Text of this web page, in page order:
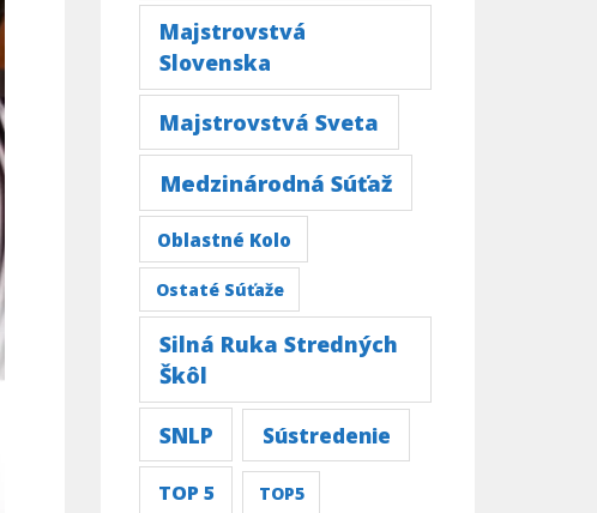
Majstrovstvá
Slovenska
Majstrovstvá Sveta
Medzinárodná Súťaž
Oblastné Kolo
Ostaté Súťaže
Silná Ruka Stredných
Škôl
SNLP Sústredenie
TOP 5 TOP5